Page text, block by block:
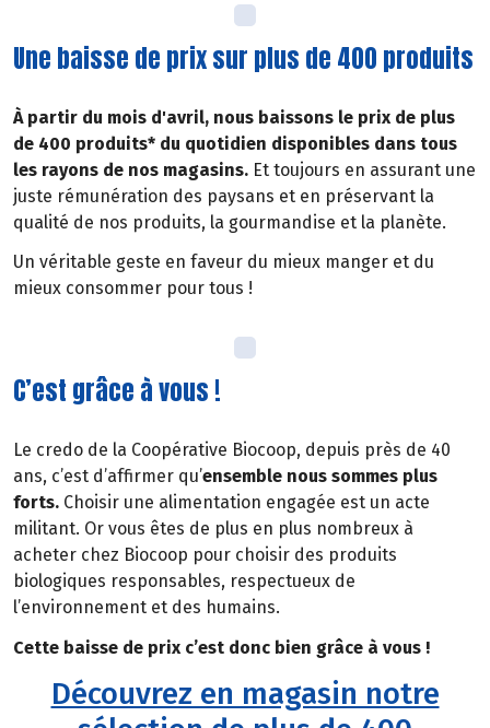
Une baisse de prix sur plus de 400 produits
À partir du mois d'avril, nous baissons le prix de plus
de 400 produits* du quotidien disponibles dans tous
les rayons de nos magasins. Et toujours en assurant une
juste rémunération des paysans et en préservant la
qualité de nos produits, la gourmandise et la planète.
Un véritable geste en faveur du mieux manger et du
mieux consommer pour tous !
C’est grâce à vous !
Le credo de la Coopérative Biocoop, depuis près de 40
ans, c’est d’affirmer qu’ensemble nous sommes plus
forts. Choisir une alimentation engagée est un acte
militant. Or vous êtes de plus en plus nombreux à
acheter chez Biocoop pour choisir des produits
biologiques responsables, respectueux de
l’environnement et des humains.
Cette baisse de prix c’est donc bien grâce à vous !
Découvrez en magasin notre